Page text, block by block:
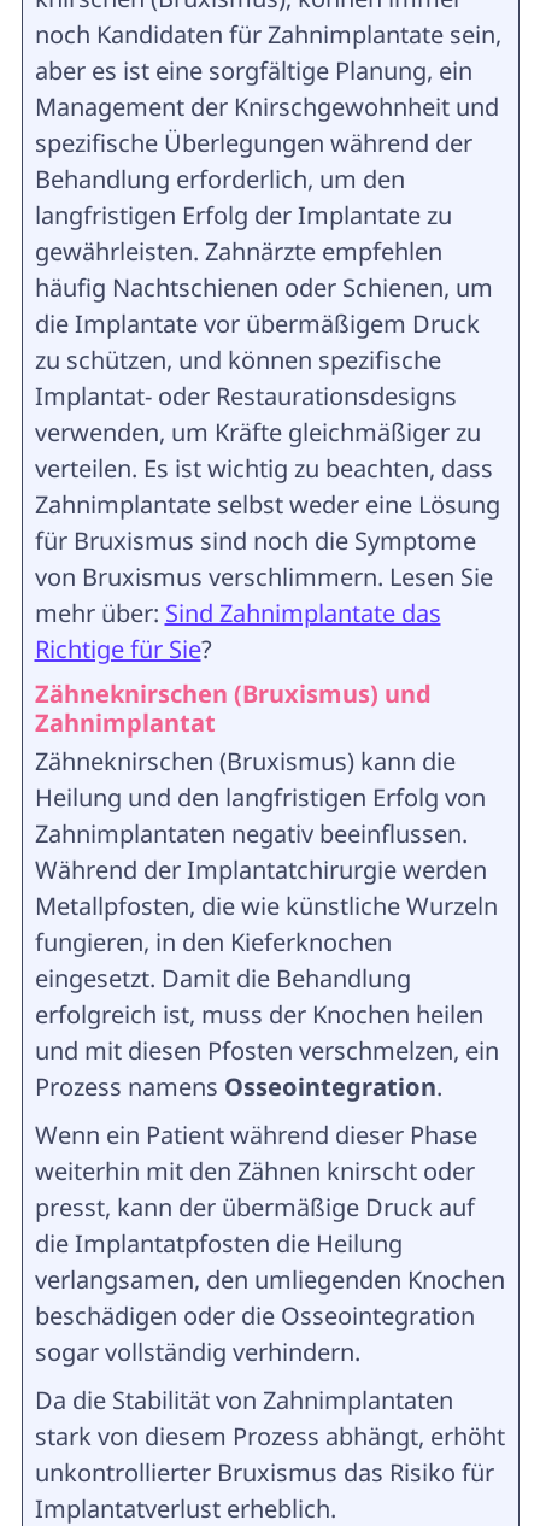
noch Kandidaten für Zahnimplantate sein,
aber es ist eine sorgfältige Planung, ein
Management der Knirschgewohnheit und
spezifische Überlegungen während der
Behandlung erforderlich, um den
langfristigen Erfolg der Implantate zu
gewährleisten. Zahnärzte empfehlen
häufig Nachtschienen oder Schienen, um
die Implantate vor übermäßigem Druck
zu schützen, und können spezifische
Implantat- oder Restaurationsdesigns
verwenden, um Kräfte gleichmäßiger zu
verteilen. Es ist wichtig zu beachten, dass
Zahnimplantate selbst weder eine Lösung
für Bruxismus sind noch die Symptome
von Bruxismus verschlimmern. Lesen Sie
mehr über: Sind Zahnimplantate das
Richtige für Sie?
Zähneknirschen (Bruxismus) und
Zahnimplantat
Zähneknirschen (Bruxismus) kann die
Heilung und den langfristigen Erfolg von
Zahnimplantaten negativ beeinflussen.
Während der Implantatchirurgie werden
Metallpfosten, die wie künstliche Wurzeln
fungieren, in den Kieferknochen
eingesetzt. Damit die Behandlung
erfolgreich ist, muss der Knochen heilen
und mit diesen Pfosten verschmelzen, ein
Prozess namens Osseointegration.
Wenn ein Patient während dieser Phase
weiterhin mit den Zähnen knirscht oder
presst, kann der übermäßige Druck auf
die Implantatpfosten die Heilung
verlangsamen, den umliegenden Knochen
beschädigen oder die Osseointegration
sogar vollständig verhindern.
Da die Stabilität von Zahnimplantaten
stark von diesem Prozess abhängt, erhöht
unkontrollierter Bruxismus das Risiko für
Implantatverlust erheblich.